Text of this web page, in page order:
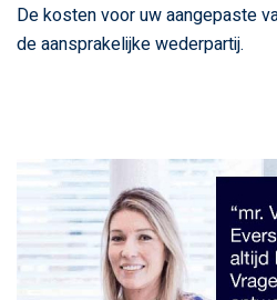
De kosten voor uw aangepaste
de aansprakelijke wederpartij.